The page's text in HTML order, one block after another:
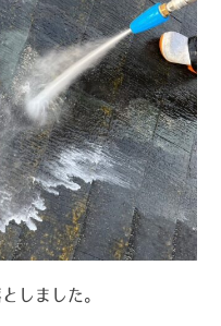
しました。